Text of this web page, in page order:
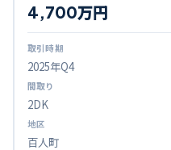
2025年Q4
4,700万円
2DK
百人町